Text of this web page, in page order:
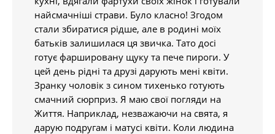
найсмачніші страви. Було класно! Згодом
стали збиратися рідше, але в родині моїх
батьків залишилася ця звичка. Тато досі
готує фаршировану щуку та пече пироги. У
цей день рідні та друзі дарують мені квіти.
Зранку чоловік з сином тихенько готують
смачний сюрприз. Я маю свої погляди на
Життя. Наприклад, незважаючи на свята, я
дарую подругам і матусі квіти. Коли людина